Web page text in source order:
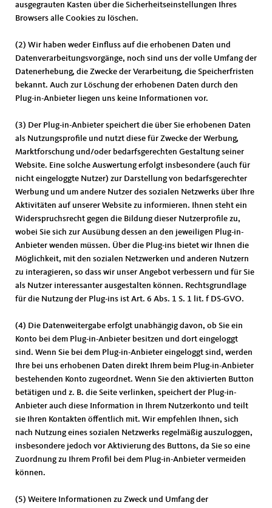
ausgegrauten Kasten über die Sicherheitseinstellungen Ihres
Browsers alle Cookies zu löschen.
(2) Wir haben weder Einfluss auf die erhobenen Daten und
Datenverarbeitungsvorgänge, noch sind uns der volle Umfang der
Datenerhebung, die Zwecke der Verarbeitung, die Speicherfristen
bekannt. Auch zur Löschung der erhobenen Daten durch den
Plug-in-Anbieter liegen uns keine Informationen vor.
(3) Der Plug-in-Anbieter speichert die über Sie erhobenen Daten
als Nutzungsprofile und nutzt diese für Zwecke der Werbung,
Marktforschung und/oder bedarfsgerechten Gestaltung seiner
Website. Eine solche Auswertung erfolgt insbesondere (auch für
nicht eingeloggte Nutzer) zur Darstellung von bedarfsgerechter
Werbung und um andere Nutzer des sozialen Netzwerks über Ihre
Aktivitäten auf unserer Website zu informieren. Ihnen steht ein
Widerspruchsrecht gegen die Bildung dieser Nutzerprofile zu,
wobei Sie sich zur Ausübung dessen an den jeweiligen Plug-in-
Anbieter wenden müssen. Über die Plug-ins bietet wir Ihnen die
Möglichkeit, mit den sozialen Netzwerken und anderen Nutzern
zu interagieren, so dass wir unser Angebot verbessern und für Sie
als Nutzer interessanter ausgestalten können. Rechtsgrundlage
für die Nutzung der Plug-ins ist Art. 6 Abs. 1 S. 1 lit. f DS-GVO.
(4) Die Datenweitergabe erfolgt unabhängig davon, ob Sie ein
Konto bei dem Plug-in-Anbieter besitzen und dort eingeloggt
sind. Wenn Sie bei dem Plug-in-Anbieter eingeloggt sind, werden
Ihre bei uns erhobenen Daten direkt Ihrem beim Plug-in-Anbieter
bestehenden Konto zugeordnet. Wenn Sie den aktivierten Button
betätigen und z. B. die Seite verlinken, speichert der Plug-in-
Anbieter auch diese Information in Ihrem Nutzerkonto und teilt
sie Ihren Kontakten öffentlich mit. Wir empfehlen Ihnen, sich
nach Nutzung eines sozialen Netzwerks regelmäßig auszuloggen,
insbesondere jedoch vor Aktivierung des Buttons, da Sie so eine
Zuordnung zu Ihrem Profil bei dem Plug-in-Anbieter vermeiden
können.
(5) Weitere Informationen zu Zweck und Umfang der